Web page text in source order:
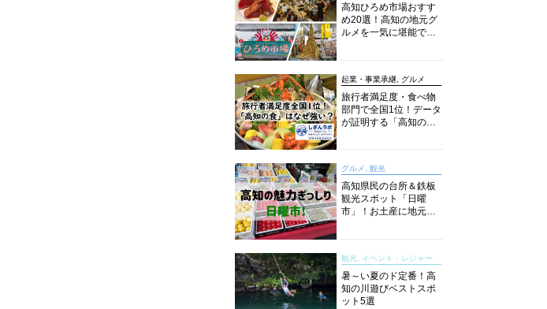
高知ひろめ市場おすす
め20選！高知の地元グ
ルメを一気に堪能でき
起業・事業承継, グルメ
旅行者満足度・食べ物
部門で全国1位！データ
が証明する「高知の
グルメ, 観光
高知県民の台所＆鉄板
観光スポット「日曜
市」！お土産に地元野
説！
観光, イベント・レジャー
暑～い夏のド定番！高
知の川遊びベストスポ
ット5選